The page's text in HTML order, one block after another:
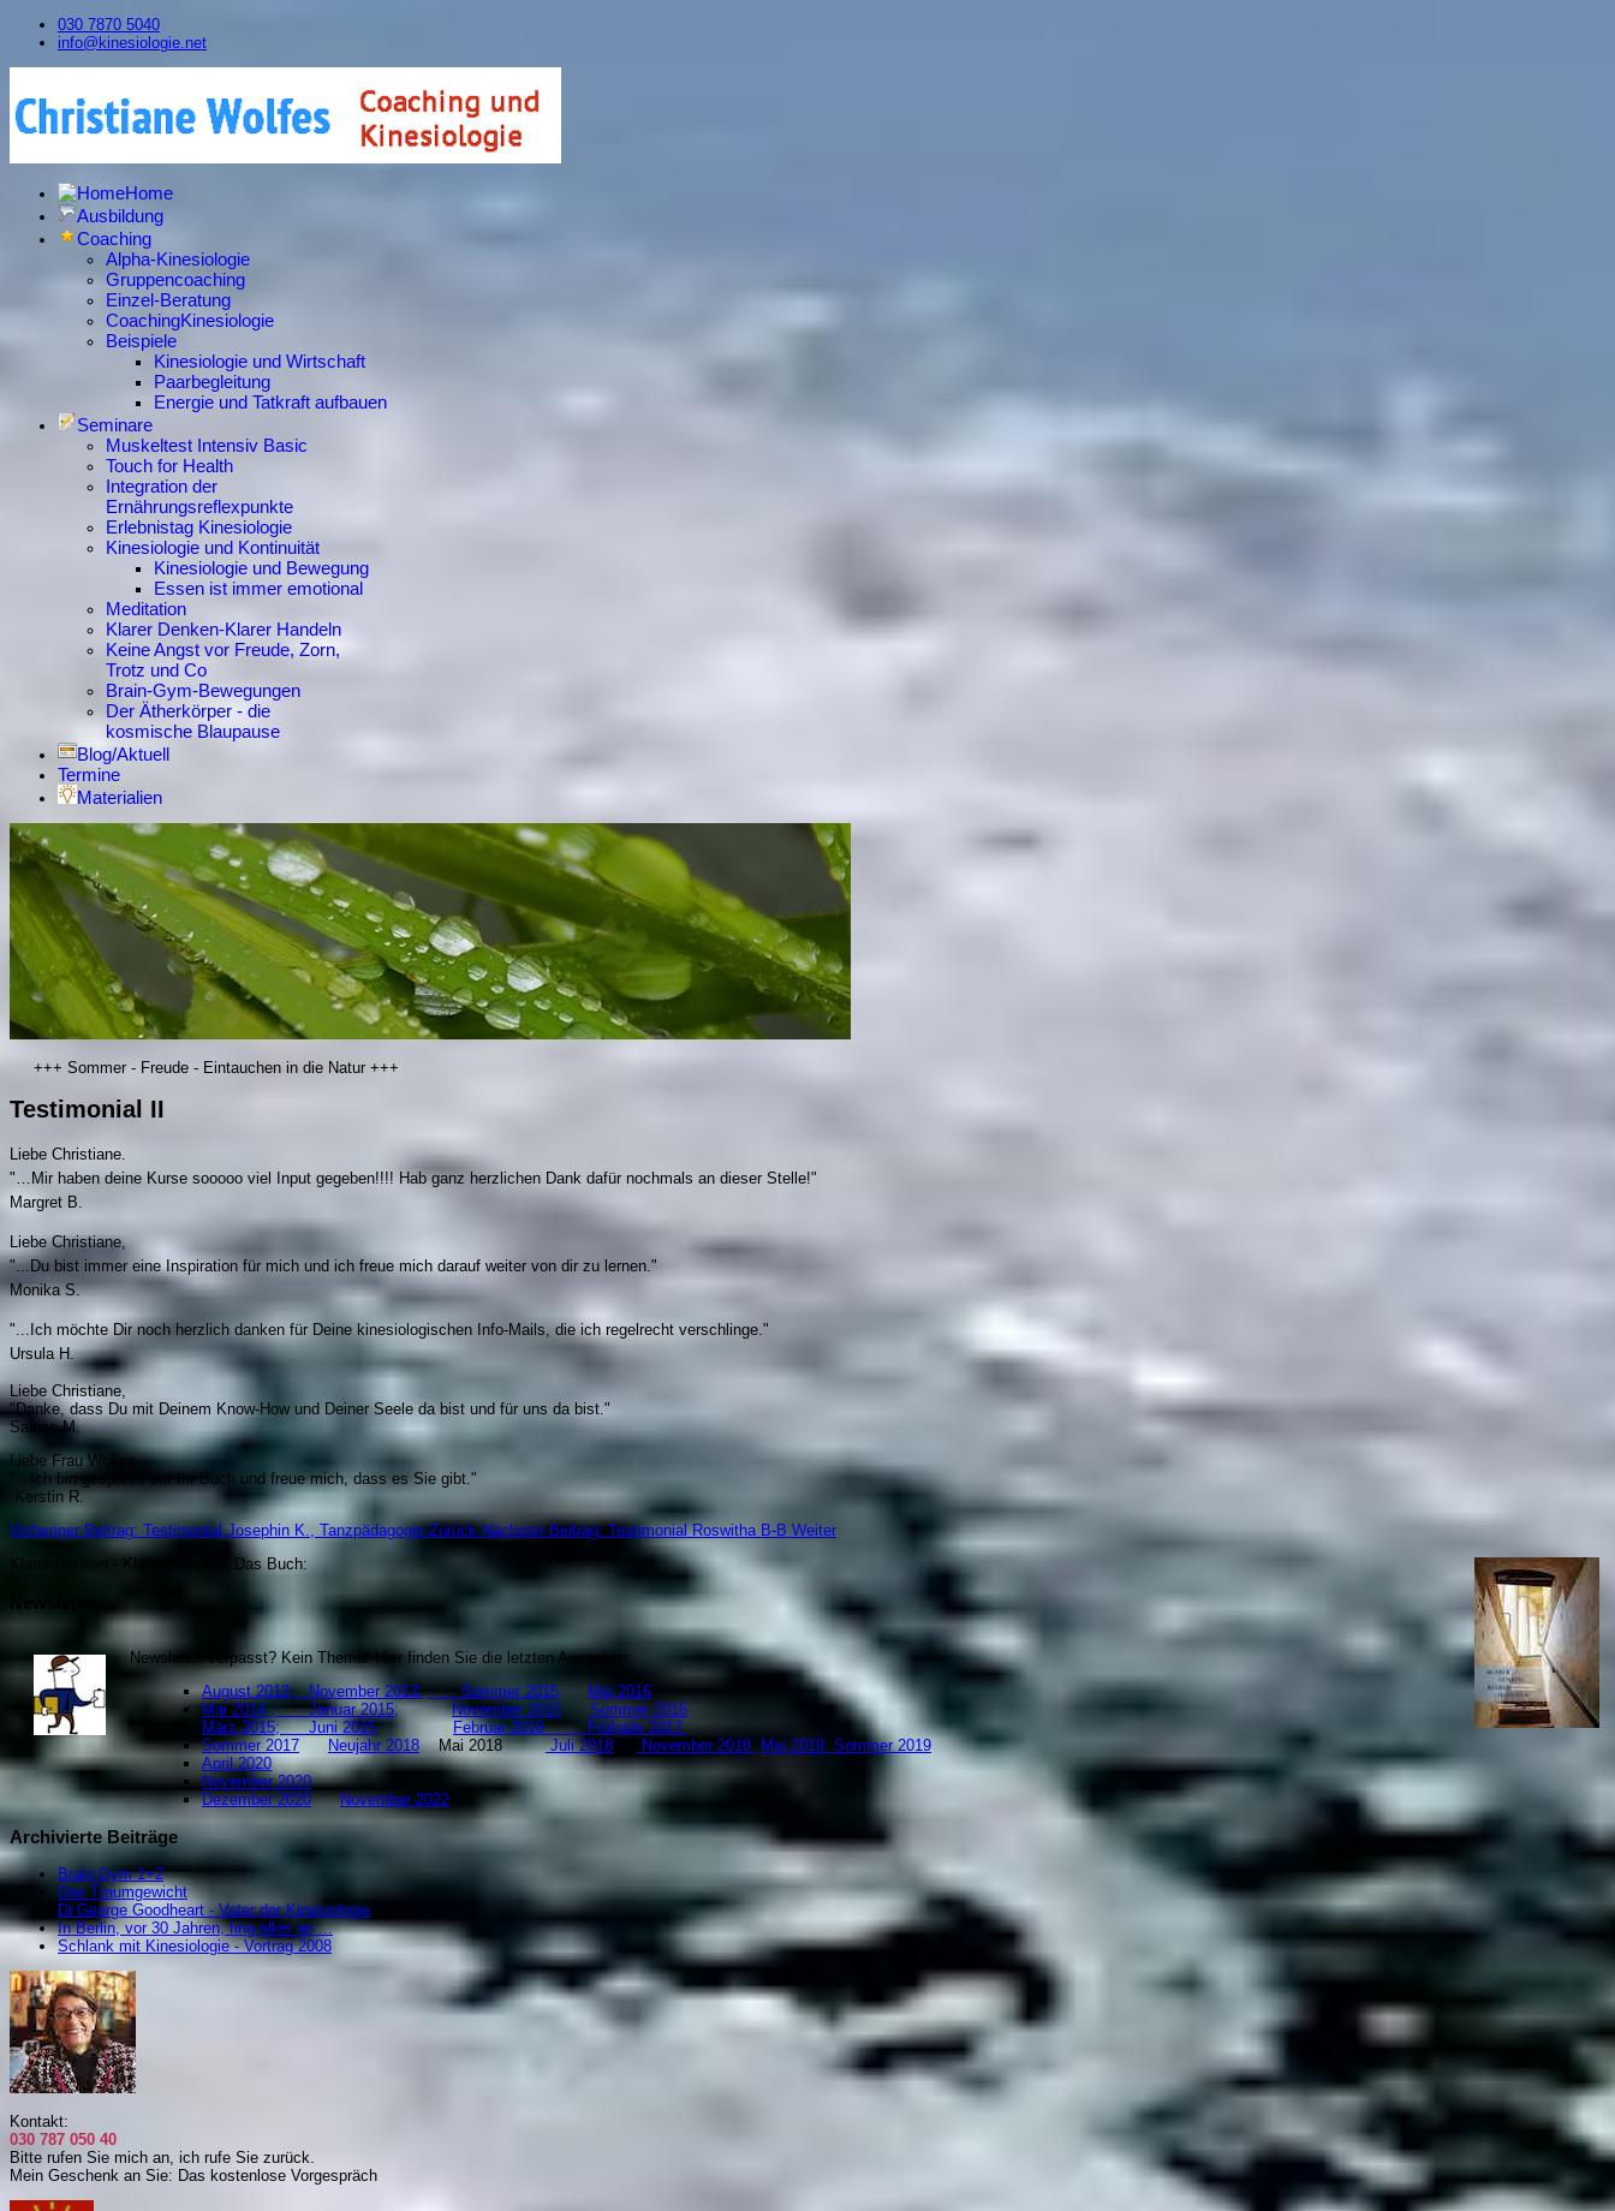
030 7870 5040
info@kinesiologie.net
Home
Ausbildung
Coaching
Alpha-Kinesiologie
Gruppencoaching
Einzel-Beratung
CoachingKinesiologie
Beispiele
Kinesiologie und Wirtschaft
Paarbegleitung
Energie und Tatkraft aufbauen
Seminare
Muskeltest Intensiv Basic
Touch for Health
Integration der
Ernährungsreflexpunkte
Erlebnistag Kinesiologie
Kinesiologie und Kontinuität
Kinesiologie und Bewegung
Essen ist immer emotional
Meditation
Klarer Denken-Klarer Handeln
Keine Angst vor Freude, Zorn,
Trotz und Co
Brain-Gym-Bewegungen
Der Ätherkörper - die
kosmische Blaupause
Blog/Aktuell
Termine
Materialien
+++ Sommer - Freude - Eintauchen in die Natur +++
Testimonial II
Liebe Christiane.
"…Mir haben deine Kurse sooooo viel Input gegeben!!!! Hab ganz herzlichen Dank dafür nochmals an dieser Stelle!"
Margret B.
Liebe Christiane,
"...Du bist immer eine Inspiration für mich und ich freue mich darauf weiter von dir zu lernen."
Monika S.
"...Ich möchte Dir noch herzlich danken für Deine kinesiologischen Info-Mails, die ich regelrecht verschlinge."
Ursula H.
Liebe Christiane,
"Danke, dass Du mit Deinem Know-How und Deiner Seele da bist und für uns da bist."
Sabine M.
Liebe Frau Wolfes
"...Ich bin gespannt auf Ihr Buch und freue mich, dass es Sie gibt."
Kerstin R.
Vorheriger Beitrag: Testimonial Josephin K., Tanzpädagogin Zurück Nächster Beitrag: Testimonial Roswitha B-B Weiter
Klarer Denken - Klarer Handeln. Das Buch:
Newsletter verpasst? Kein Thema! Hier finden Sie die letzten Ausgaben:
August 2013;November 2013: Sommer 2015
Mai 2016
Mai 2014 ;Januar 2015; November 2015
Sommer 2016
März 2015;Juni 2015; Februar 2016
Frühjahr 2017
Sommer 2017
Neujahr 2018Mai 2018Juli 2018 November 2018 Mai 2019 Sommer 2019
April 2020
November 2020
Dezember 2020
November 2022
Archivierte Beiträge
Brain Gym 1+2
Das Traumgewicht
Dr.George Goodheart - Vater der Kinesiologie
In Berlin, vor 30 Jahren, fing alles an ...
Schlank mit Kinesiologie - Vortrag 2008
Kontakt:
030 787 050 40
Bitte rufen Sie mich an, ich rufe Sie zurück.
Mein Geschenk an Sie: Das kostenlose Vorgespräch